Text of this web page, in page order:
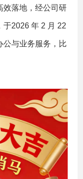
效落地，经公司研
于2026 年 2 月 22
公与业务服务，比